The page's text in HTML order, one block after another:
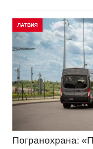
ЛАТВИЯ
Погранохрана: